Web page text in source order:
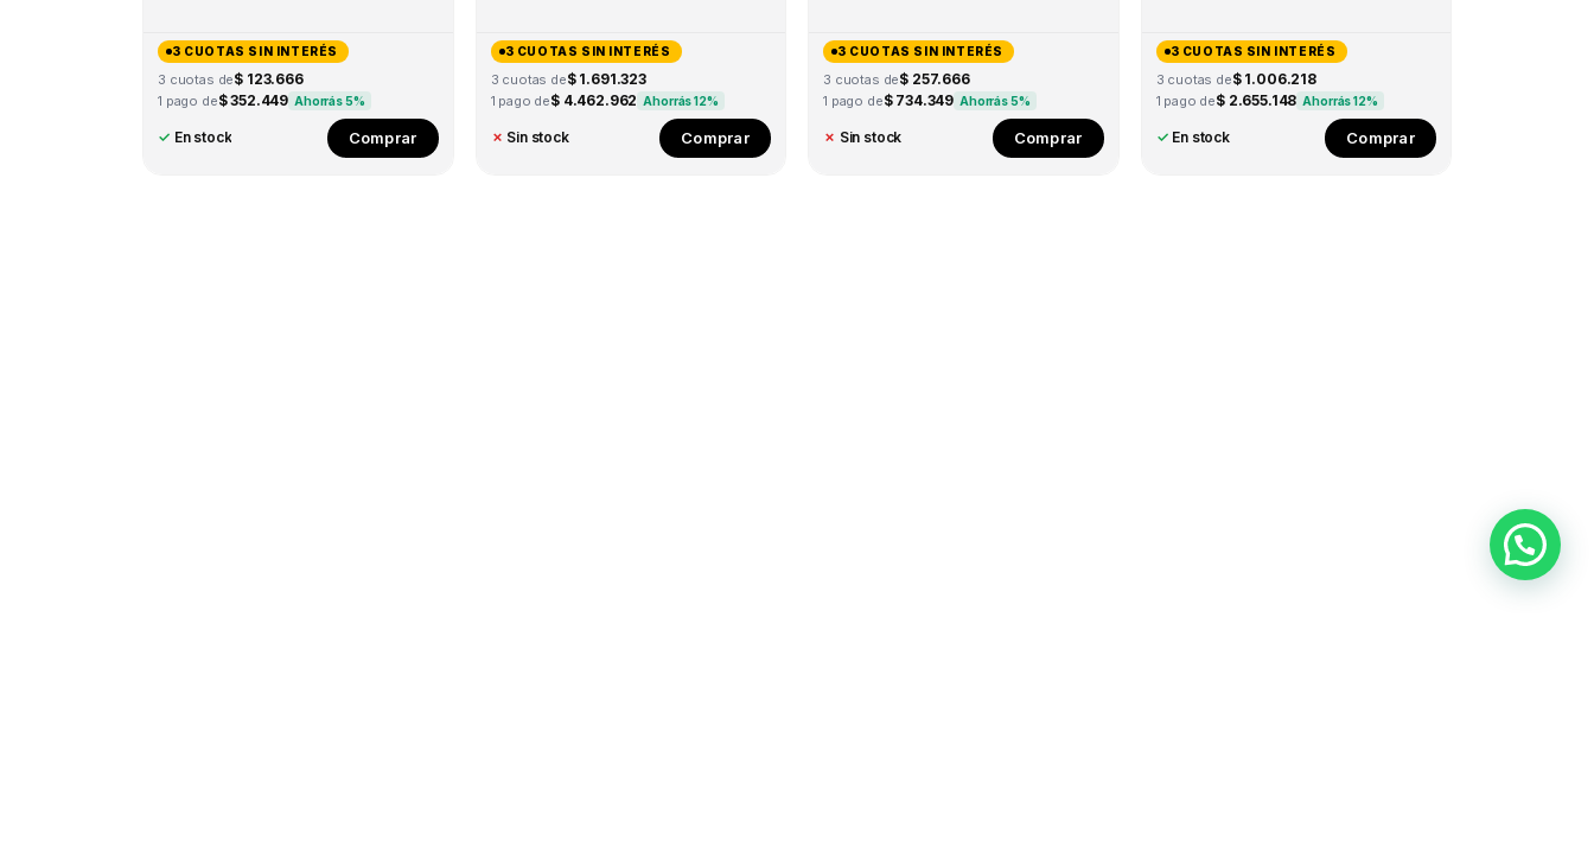
3 CUOTAS SIN INTERÉS
3 cuotas de$ 123.666
1 pago de$ 352.449 Ahorrás 5%
✓ En stock Comprar
3 CUOTAS SIN INTERÉS
3 cuotas de$ 1.691.323
1 pago de$ 4.462.962 Ahorrás 12%
✗ Sin stock Comprar
3 CUOTAS SIN INTERÉS
3 cuotas de$ 257.666
1 pago de$ 734.349 Ahorrás 5%
✗ Sin stock Comprar
3 CUOTAS SIN INTERÉS
3 cuotas de$ 1.006.218
1 pago de$ 2.655.148 Ahorrás 12%
✓ En stock Comprar